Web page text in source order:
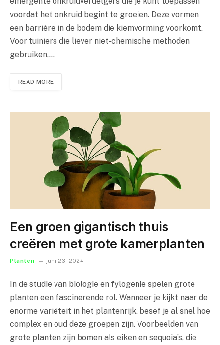
voordat het onkruid begint te groeien. Deze vormen
een barrière in de bodem die kiemvorming voorkomt.
Voor tuiniers die liever niet-chemische methoden
gebruiken,…
READ MORE
Een groen gigantisch thuis
creëren met grote kamerplanten
Planten juni 23, 2024
In de studie van biologie en fylogenie spelen grote
planten een fascinerende rol. Wanneer je kijkt naar de
enorme variëteit in het plantenrijk, besef je al snel hoe
complex en oud deze groepen zijn. Voorbeelden van
grote planten zijn bomen als eiken en sequoia’s, die